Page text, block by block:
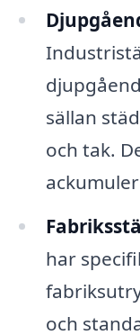
sällan
och tak.
har
och